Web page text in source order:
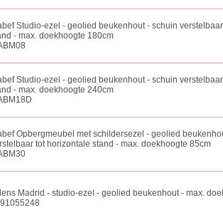
Studio-ezel - geolied beukenhout - schuin
- max. doekhoogte 180cm
Studio-ezel - geolied beukenhout - schuin
- max. doekhoogte 240cm
Opbergmeubel met schildersezel - geolied
tot horizontale stand - max. doekhoogte 85cm
Madrid - studio-ezel - geolied beukenhout - max.